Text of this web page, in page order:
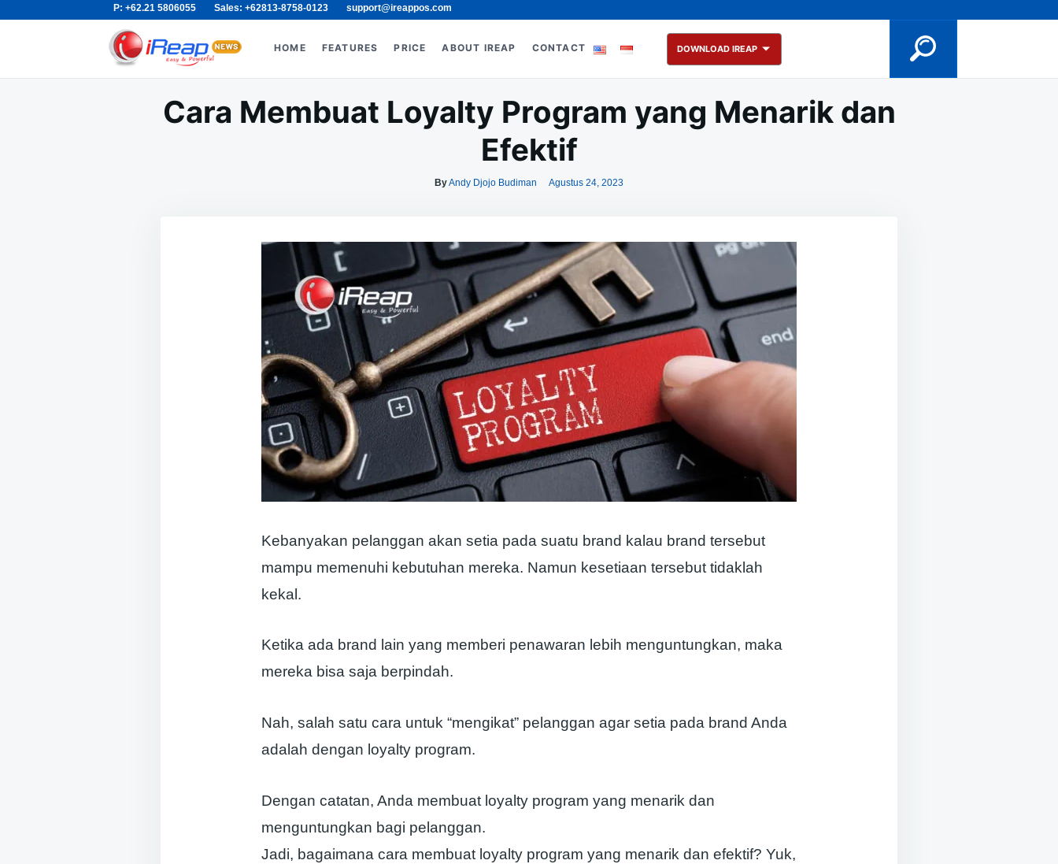
P: +62.21 5806055 Sales: +62813-8758-0123 support@ireappos.com
Search
HOME FEATURES PRICE ABOUT IREAP CONTACT DOWNLOAD IREAP
Cara Membuat Loyalty Program yang Menarik dan
Efektif
ByAndy Djojo Budiman Agustus 24, 2023
Kebanyakan pelanggan akan setia pada suatu brand kalau brand tersebut
mampu memenuhi kebutuhan mereka. Namun kesetiaan tersebut tidaklah
kekal.
Ketika ada brand lain yang memberi penawaran lebih menguntungkan, maka
mereka bisa saja berpindah.
Nah, salah satu cara untuk “mengikat” pelanggan agar setia pada brand Anda
adalah dengan loyalty program.
Dengan catatan, Anda membuat loyalty program yang menarik dan
menguntungkan bagi pelanggan.
Jadi, bagaimana cara membuat loyalty program yang menarik dan efektif? Yuk,